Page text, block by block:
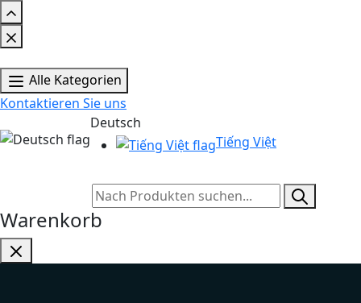
Alle Kategorien
Kontaktieren Sie uns
Deutsch
Tiếng Việt
Warenkorb